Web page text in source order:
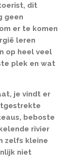
dit
geen
er te komen
leren
op heel veel
plek en wat
je vindt er
beboste
rivier
zelfs kleine
niet